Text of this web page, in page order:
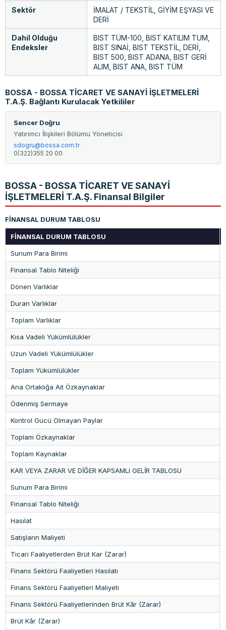
Sektör
İMALAT / TEKSTİL, GİYİM EŞYASI VE
DERİ
Dahil Olduğu
Endeksler
BIST TÜM-100, BIST KATILIM TUM,
BIST SINAİ, BIST TEKSTİL, DERİ,
BIST 500, BIST ADANA, BIST GERİ
ALIM, BIST ANA, BIST TÜM
BOSSA - BOSSA TİCARET VE SANAYİ İŞLETMELERİ
T.A.Ş. Bağlantı Kurulacak Yetkililer
Sencer Doğru
Yatırımcı İlişkileri Bölümü Yöneticisi
sdogru@bossa.com.tr
0(322)355 20 00
BOSSA - BOSSA TİCARET VE SANAYİ
İŞLETMELERİ T.A.Ş. Finansal Bilgiler
FİNANSAL DURUM TABLOSU
FİNANSAL DURUM TABLOSU
Sunum Para Birimi
Finansal Tablo Niteliği
Dönen Varlıklar
Duran Varlıklar
Toplam Varlıklar
Kısa Vadeli Yükümlülükler
Uzun Vadeli Yükümlülükler
Toplam Yükümlülükler
Ana Ortaklığa Ait Özkaynaklar
Ödenmiş Sermaye
Kontrol Gücü Olmayan Paylar
Toplam Özkaynaklar
Toplam Kaynaklar
KAR VEYA ZARAR VE DİĞER KAPSAMLI GELİR TABLOSU
Sunum Para Birimi
Finansal Tablo Niteliği
Hasılat
Satışların Maliyeti
Ticari Faaliyetlerden Brüt Kar (Zarar)
Finans Sektörü Faaliyetleri Hasılatı
Finans Sektörü Faaliyetleri Maliyeti
Finans Sektörü Faaliyetlerinden Brüt Kâr (Zarar)
Brüt Kâr (Zarar)